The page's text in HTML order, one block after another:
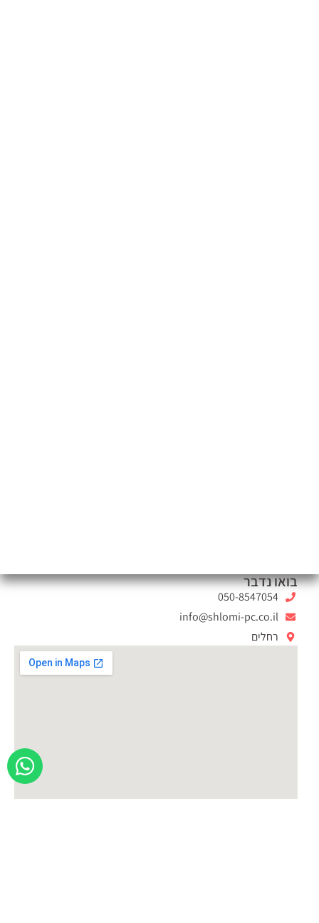
בואו נדבר
050-8547054
info@shlomi-pc.co.il
רחלים